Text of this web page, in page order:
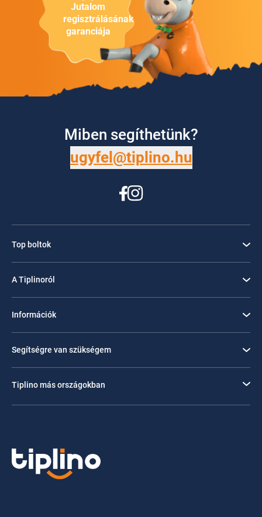
Jutalom
regisztrálásának
garanciája
Miben segíthetünk?
ugyfel@tiplino.hu
Top boltok
A Tiplinoról
Információk
Segítségre van szükségem
Tiplino más országokban